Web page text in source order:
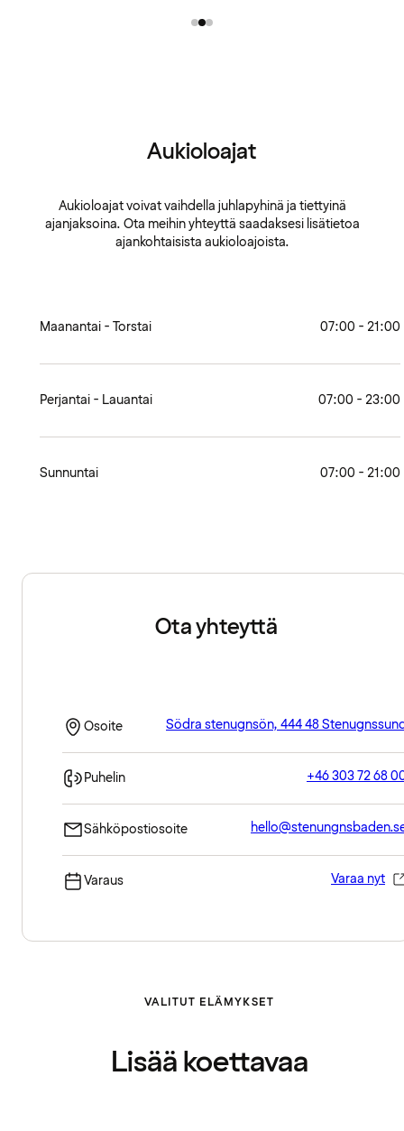
Aukioloajat
Aukioloajat voivat vaihdella juhlapyhinä ja tiettyinä
ajanjaksoina. Ota meihin yhteyttä saadaksesi lisätietoa
ajankohtaisista aukioloajoista.
Maanantai - Torstai 07:00 - 21:00
Perjantai - Lauantai 07:00 - 23:00
Sunnuntai 07:00 - 21:00
Ota yhteyttä
Osoite Södra stenugnsön, 444 48
Puhelin +46 303 72 68
Sähköpostiosoite
Varaus Varaa nyt
VALITUT ELÄMYKSET
Lisää koettavaa